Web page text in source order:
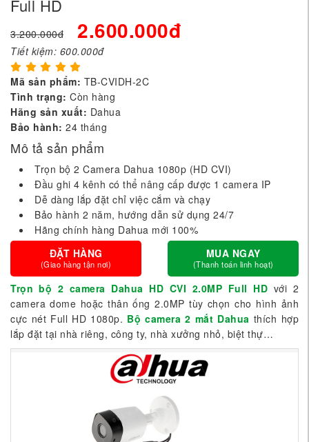
Full HD
3.200.000đ 2.600.000đ
Tiết kiệm: 600.000đ
Mã sản phẩm: TB-CVIDH-2C
Tình trạng: Còn hàng
Hãng sản xuất: Dahua
Bảo hành: 24 tháng
Mô tả sản phẩm
Trọn bộ 2 Camera Dahua 1080p (HD CVI)
Đầu ghi 4 kênh có thể nâng cấp được 1 camera IP
Dễ dàng lắp đặt chỉ việc cắm và chạy
Bảo hành 2 năm, hướng dẫn sử dụng 24/7
Hãng chính hàng Dahua mới 100%
ĐẶT HÀNG
(Giao hàng tận nơi)
MUA NGAY
(Thanh toán linh hoạt)
Trọn bộ 2 camera Dahua HD CVI 2.0MP Full HD với 2
camera dome hoặc thân ống 2.0MP tùy chọn cho hình ảnh
cực nét Full HD 1080p. Bộ camera 2 mắt Dahua thích hợp
lắp đặt tại nhà riêng, công ty, nhà xưởng nhỏ, biệt thự…